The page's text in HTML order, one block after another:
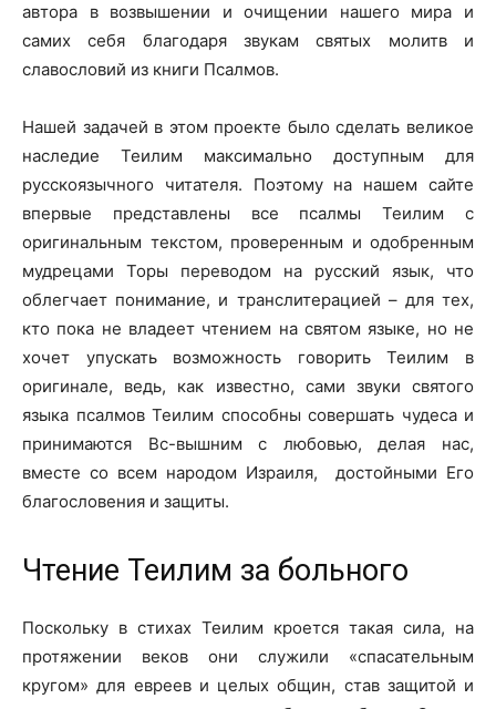
автора в возвышении и очищении нашего мира и
самих себя благодаря звукам святых молитв и
славословий из книги Псалмов.
Нашей задачей в этом проекте было сделать великое
наследие Теилим максимально доступным для
русскоязычного читателя. Поэтому на нашем сайте
впервые представлены все псалмы Теилим с
оригинальным текстом, проверенным и одобренным
мудрецами Торы переводом на русский язык, что
облегчает понимание, и транслитерацией – для тех,
кто пока не владеет чтением на святом языке, но не
хочет упускать возможность говорить Теилим в
оригинале, ведь, как известно, сами звуки святого
языка псалмов Теилим способны совершать чудеса и
принимаются Вс-вышним с любовью, делая нас,
вместе со всем народом Израиля, достойными Его
благословения и защиты.
Чтение Теилим за больного
Поскольку в стихах Теилим кроется такая сила, на
протяжении веков они служили «спасательным
кругом» для евреев и целых общин, став защитой и